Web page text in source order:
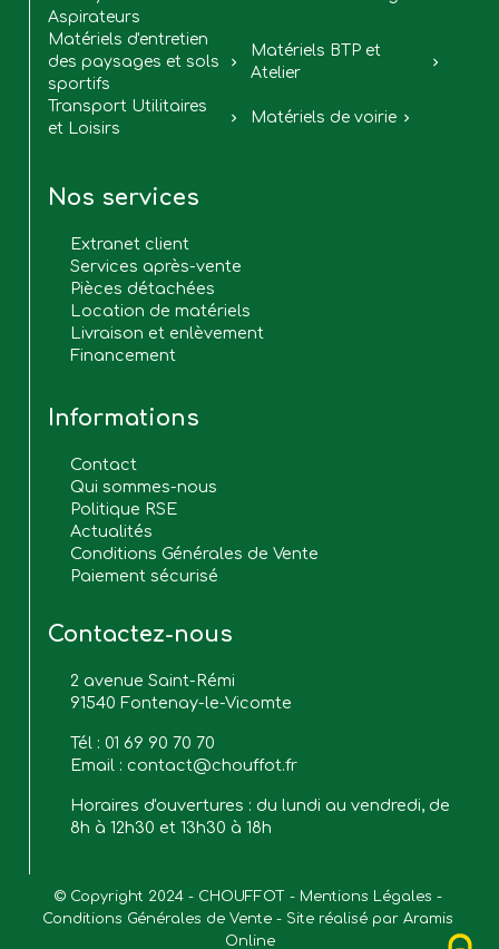
Aspirateurs
Matériels d'entretien
des paysages et sols
sportifs

Matériels BTP et
Atelier

Transport Utilitaires
et Loisirs
 Matériels de voirie 
Nos services
Extranet client
Services après-vente
Pièces détachées
Location de matériels
Livraison et enlèvement
Financement
Informations
Contact
Qui sommes-nous
Politique RSE
Actualités
Conditions Générales de Vente
Paiement sécurisé
Contactez-nous
2 avenue Saint-Rémi
91540 Fontenay-le-Vicomte
Tél : 01 69 90 70 70
Email : contact@chouffot.fr
Horaires d'ouvertures : du lundi au vendredi, de
8h à 12h30 et 13h30 à 18h
© Copyright 2024 - CHOUFFOT - Mentions Légales
-
Conditions Générales de Vente - Site réalisé par Aramis
Online